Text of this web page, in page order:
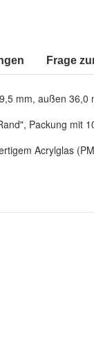
Frage
mm, außen 36,0
Packung mit
Acrylglas